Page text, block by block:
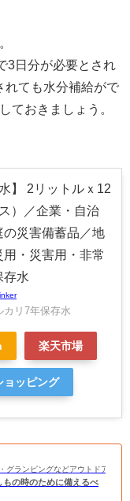
3日分が必要とされ
れても水分補給がで
ておきましょう。
】 2リットルｘ12
）／企業・自治
の災害備蓄品／地
用・災害用・非常
存水
カリ7年保存水
楽天市場
ッピング
グランピングなどアウトドアの総
もの時のために備えるべ